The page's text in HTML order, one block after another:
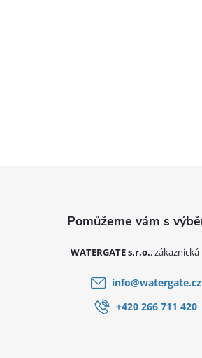
WATERGATE s.r.o.
info@watergate.cz
+420 266 711 420